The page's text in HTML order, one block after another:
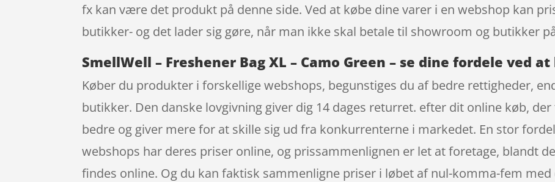
fx kan være det produkt på denne side. Ved at købe dine varer i en webshop kan
butikker- og det lader sig gøre, når man ikke skal betale til showroom og butikker
SmellWell – Freshener Bag XL – Camo Green – se dine fordele ved
Køber du produkter i forskellige webshops, begunstiges du af bedre rettigheder,
butikker. Den danske lovgivning giver dig 14 dages returret. efter dit online køb,
bedre og giver mere for at skille sig ud fra konkurrenterne i markedet. En stor
webshops har deres priser online, og prissammenlignen er let at foretage, blandt
findes online. Og du kan faktisk sammenligne priser i løbet af nul-komma-fem